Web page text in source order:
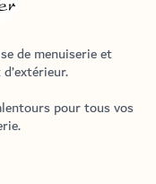
de menuiserie et
pour tous vos